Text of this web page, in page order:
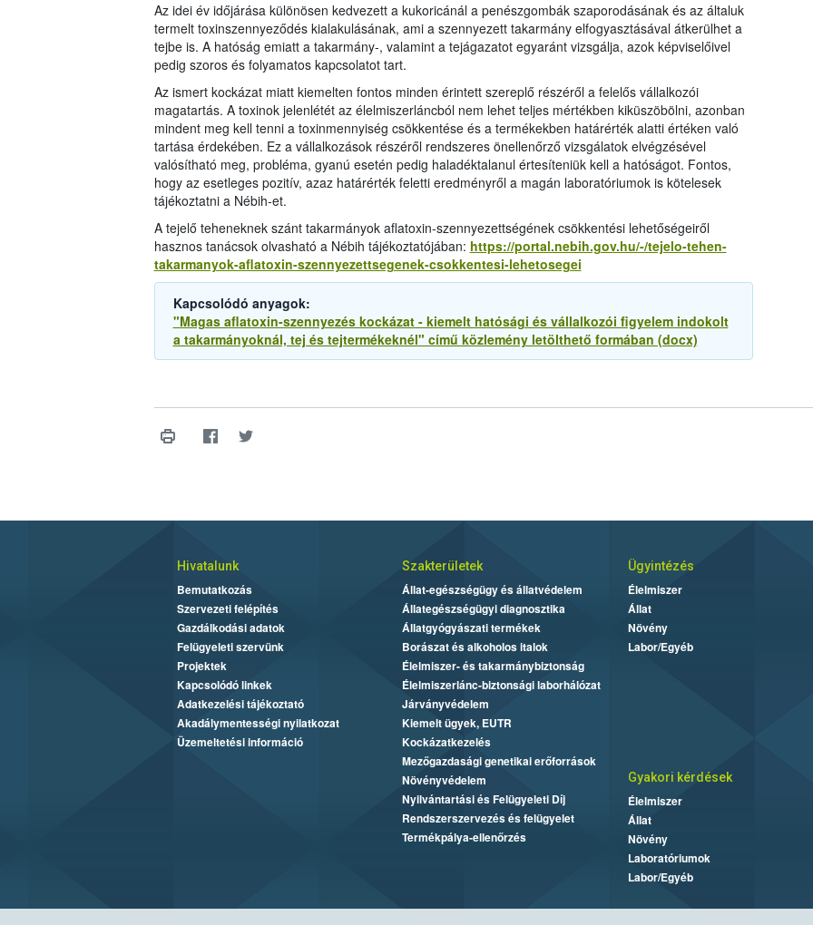
Az idei év időjárása különösen kedvezett a kukoricánál a penészgombák szaporodásának és az általuk
termelt toxinszennyeződés kialakulásának, ami a szennyezett takarmány elfogyasztásával átkerülhet a
tejbe is. A hatóság emiatt a takarmány-, valamint a tejágazatot egyaránt vizsgálja, azok képviselőivel
pedig szoros és folyamatos kapcsolatot tart.
Az ismert kockázat miatt kiemelten fontos minden érintett szereplő részéről a felelős vállalkozói
magatartás. A toxinok jelenlétét az élelmiszerláncból nem lehet teljes mértékben kiküszöbölni, azonban
mindent meg kell tenni a toxinmennyiség csökkentése és a termékekben határérték alatti értéken való
tartása érdekében. Ez a vállalkozások részéről rendszeres önellenőrző vizsgálatok elvégzésével
valósítható meg, probléma, gyanú esetén pedig haladéktalanul értesíteniük kell a hatóságot. Fontos,
hogy az esetleges pozitív, azaz határérték feletti eredményről a magán laboratóriumok is kötelesek
tájékoztatni a Nébih-et.
A tejelő teheneknek szánt takarmányok aflatoxin-szennyezettségének csökkentési lehetőségeiről
hasznos tanácsok olvasható a Nébih tájékoztatójában: https://portal.nebih.gov.hu/-/tejelo-tehen-
takarmanyok-aflatoxin-szennyezettsegenek-csokkentesi-lehetosegei
Kapcsolódó anyagok:
"Magas aflatoxin-szennyezés kockázat - kiemelt hatósági és vállalkozói figyelem indokolt
a takarmányoknál, tej és tejtermékeknél" című közlemény letölthető formában (docx)
Hivatalunk
Bemutatkozás
Szervezeti felépítés
Gazdálkodási adatok
Felügyeleti szervünk
Projektek
Kapcsolódó linkek
Adatkezelési tájékoztató
Akadálymentességi nyilatkozat
Üzemeltetési információ
Szakterületek
Állat-egészségügy és állatvédelem
Állategészségügyi diagnosztika
Állatgyógyászati termékek
Borászat és alkoholos italok
Élelmiszer- és takarmánybiztonság
Élelmiszerlánc-biztonsági laborhálózat
Járványvédelem
Kiemelt ügyek, EUTR
Kockázatkezelés
Mezőgazdasági genetikai erőforrások
Növényvédelem
Nyilvántartási és Felügyeleti Díj
Rendszerszervezés és felügyelet
Termékpálya-ellenőrzés
Ügyintézés
Élelmiszer
Állat
Növény
Labor/Egyéb
Gyakori kérdések
Élelmiszer
Állat
Növény
Laboratóriumok
Labor/Egyéb